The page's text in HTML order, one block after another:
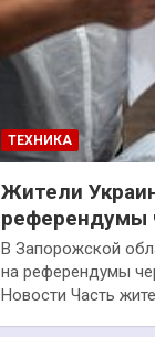
ТЕХНИКА
Жители
референдумы
В Запорожской
на референдумы
Новости Часть